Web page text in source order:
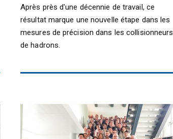
Après près d'une décennie de travail, ce
résultat marque une nouvelle étape dans les
mesures de précision dans les collisionneurs
de hadrons.